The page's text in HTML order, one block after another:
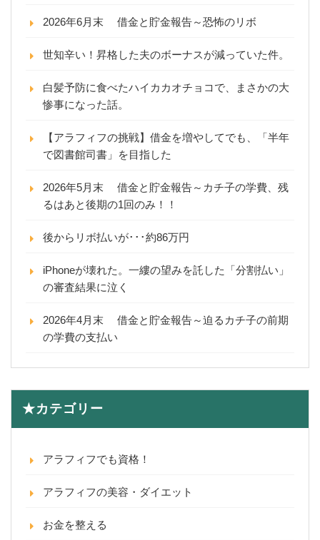
2026年6月末 借金と貯金報告～恐怖のリボ
世知辛い！昇格した夫のボーナスが減っていた件。
白髪予防に食べたハイカカオチョコで、まさかの大
惨事になった話。
【アラフィフの挑戦】借金を増やしてでも、「半年
で図書館司書」を目指した
2026年5月末 借金と貯金報告～カチ子の学費、残
るはあと後期の1回のみ！！
後からリボ払いが･･･約86万円
iPhoneが壊れた。一縷の望みを託した「分割払い」
の審査結果に泣く
2026年4月末 借金と貯金報告～迫るカチ子の前期
の学費の支払い
★カテゴリー
アラフィフでも資格！
アラフィフの美容・ダイエット
お金を整える